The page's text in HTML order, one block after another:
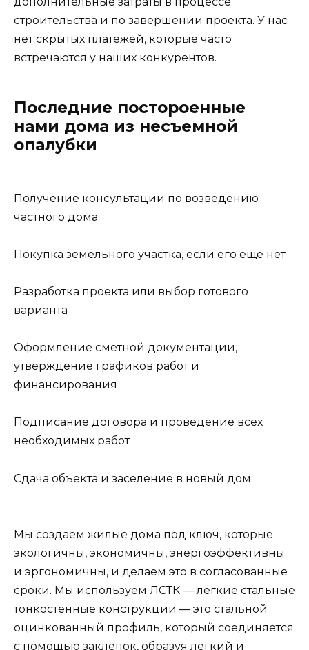
строительства и по завершении проекта. У нас
нет скрытых платежей, которые часто
встречаются у наших конкурентов.
Последние постороенные
нами дома из несъемной
опалубки
Получение консультации по возведению
частного дома
Покупка земельного участка, если его еще нет
Разработка проекта или выбор готового
варианта
Оформление сметной документации,
утверждение графиков работ и
финансирования
Подписание договора и проведение всех
необходимых работ
Сдача объекта и заселение в новый дом
Мы создаем жилые дома под ключ, которые
экологичны, экономичны, энергоэффективны
и эргономичны, и делаем это в согласованные
сроки. Мы используем ЛСТК — лёгкие стальные
тонкостенные конструкции — это стальной
оцинкованный профиль, который соединяется
с помощью заклёпок, образуя легкий и